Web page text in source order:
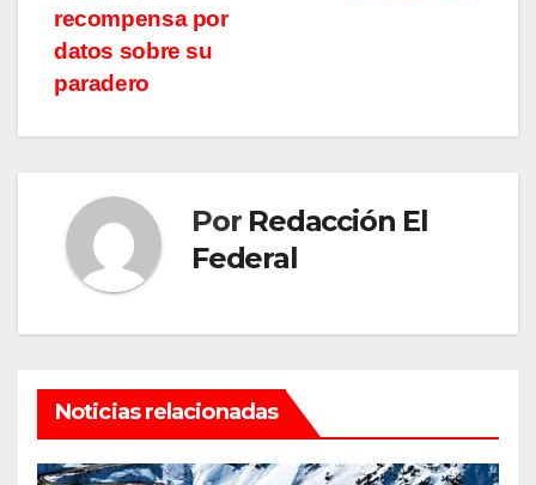
recompensa por
datos sobre su
paradero
Por Redacción El
Federal
Noticias relacionadas